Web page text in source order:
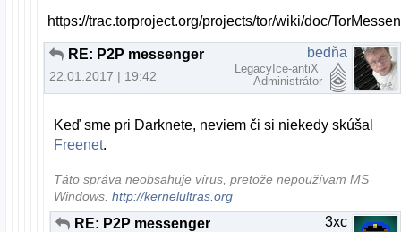
https://trac.torproject.org/projects/tor/wiki/doc/
RE: P2P messenger
22.01.2017 | 19:42
bedňa
LegacyIce-antiX
Administrátor
Keď sme pri Darknete, neviem či si niekedy skúšal
Freenet.
Táto správa neobsahuje vírus, pretože nepoužívam MS
Windows.http://kernelultras.org
RE: P2P messenger 3xc